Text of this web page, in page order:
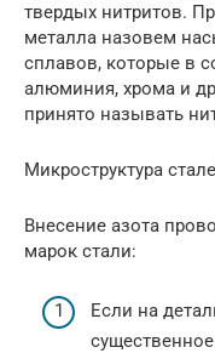
твердых нитритов.
металла назовем
сплавов, которые в
алюминия, хрома и
принято называть
Микроструктура
Внесение азота
марок стали:
Если на